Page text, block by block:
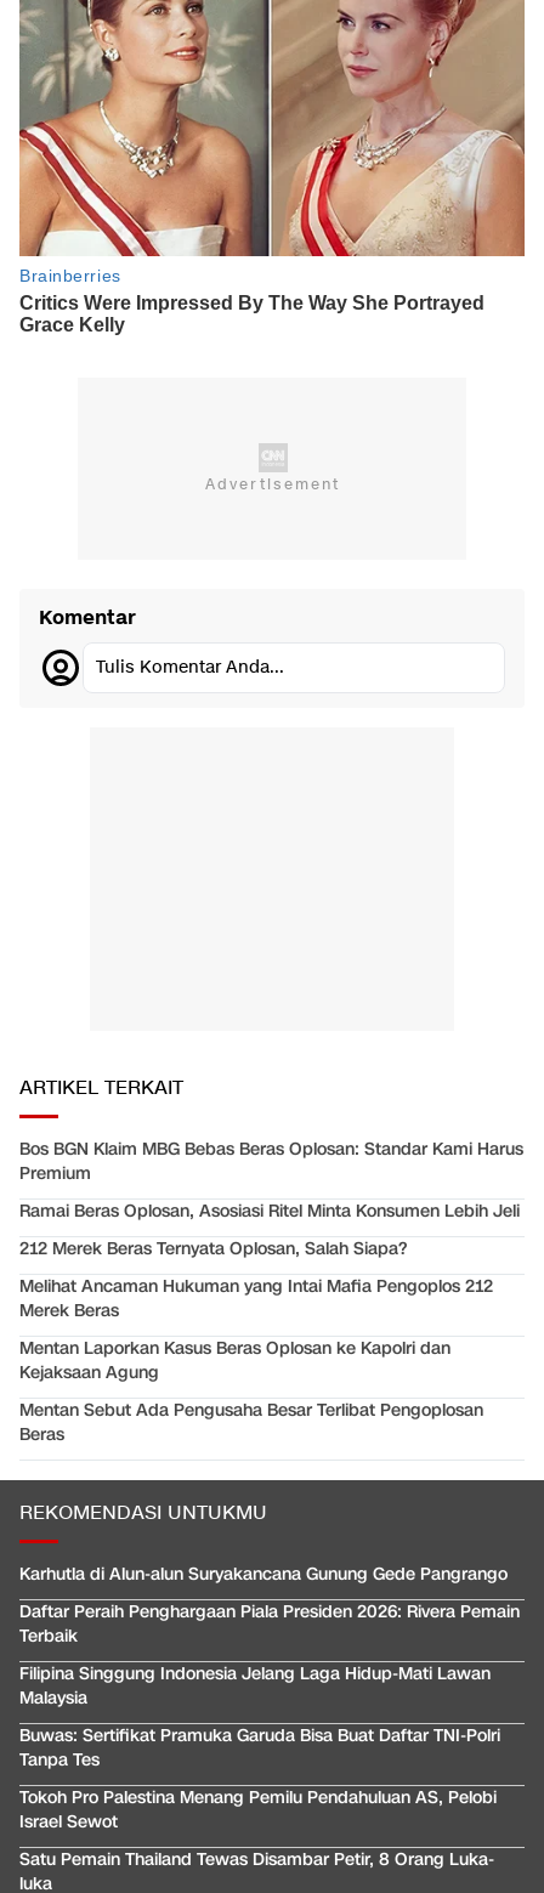
Komentar
Tulis Komentar Anda...
ARTIKEL TERKAIT
Bos BGN Klaim MBG Bebas Beras Oplosan: Standar Kami Harus
Premium
Ramai Beras Oplosan, Asosiasi Ritel Minta Konsumen Lebih Jeli
212 Merek Beras Ternyata Oplosan, Salah Siapa?
Melihat Ancaman Hukuman yang Intai Mafia Pengoplos 212
Merek Beras
Mentan Laporkan Kasus Beras Oplosan ke Kapolri dan
Kejaksaan Agung
Mentan Sebut Ada Pengusaha Besar Terlibat Pengoplosan
Beras
REKOMENDASI UNTUKMU
Karhutla di Alun-alun Suryakancana Gunung Gede Pangrango
Daftar Peraih Penghargaan Piala Presiden 2026: Rivera Pemain
Terbaik
Filipina Singgung Indonesia Jelang Laga Hidup-Mati Lawan
Malaysia
Buwas: Sertifikat Pramuka Garuda Bisa Buat Daftar TNI-Polri
Tanpa Tes
Tokoh Pro Palestina Menang Pemilu Pendahuluan AS, Pelobi
Israel Sewot
Satu Pemain Thailand Tewas Disambar Petir, 8 Orang Luka-
luka